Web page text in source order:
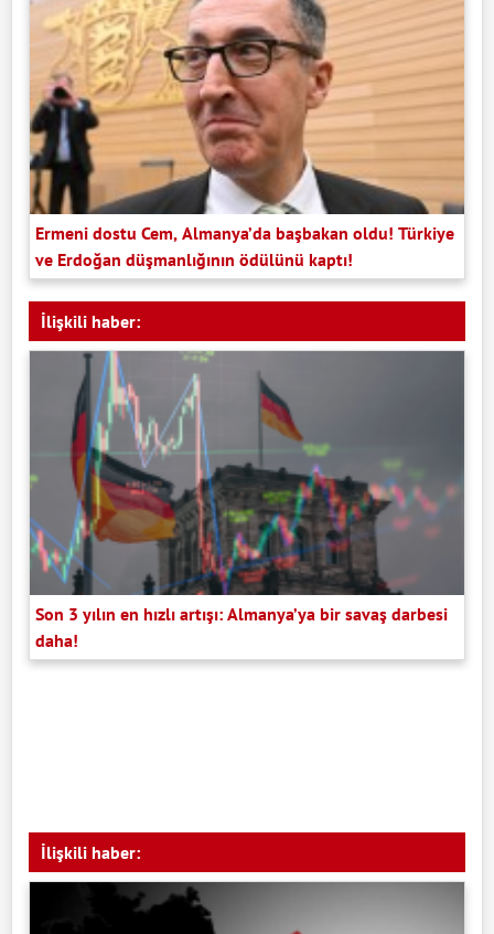
Ermeni dostu Cem, Almanya’da başbakan oldu! Türkiye
ve Erdoğan düşmanlığının ödülünü kaptı!
İlişkili haber:
Son 3 yılın en hızlı artışı: Almanya’ya bir savaş darbesi
daha!
İlişkili haber: